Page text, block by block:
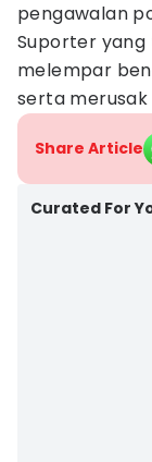
pengawalan
Suporter
melempar
serta
Share Article
Curated For